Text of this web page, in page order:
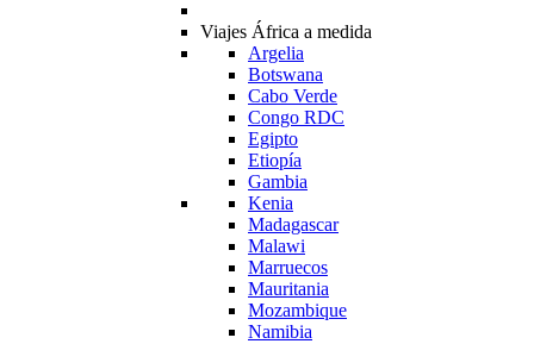
Viajes África a medida
Argelia
Botswana
Cabo Verde
Congo RDC
Egipto
Etiopía
Gambia
Kenia
Madagascar
Malawi
Marruecos
Mauritania
Mozambique
Namibia